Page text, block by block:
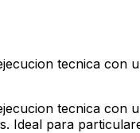
tecnica con
tecnica con
Ideal para